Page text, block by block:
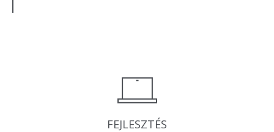
FEJLESZTÉS